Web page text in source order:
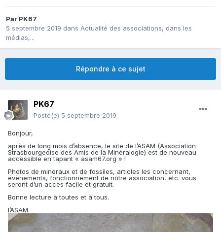
Par PK67
5 septembre 2019 dans Actualité des associations, dans les
médias,...
Répondre à ce sujet
PK67
Posté(e) 5 septembre 2019
Bonjour,
après de long mois d’absence, le site de l’ASAM (Association
Strasbourgeoise des Amis de la Minéralogie) est de nouveau
accessible en tapant « asam67.org » !
Photos de minéraux et de fossiles, articles les concernant,
évènements, fonctionnement de notre association, etc. vous
seront d’un accès facile et gratuit.
Bonne lecture à toutes et à tous.
l’ASAM.